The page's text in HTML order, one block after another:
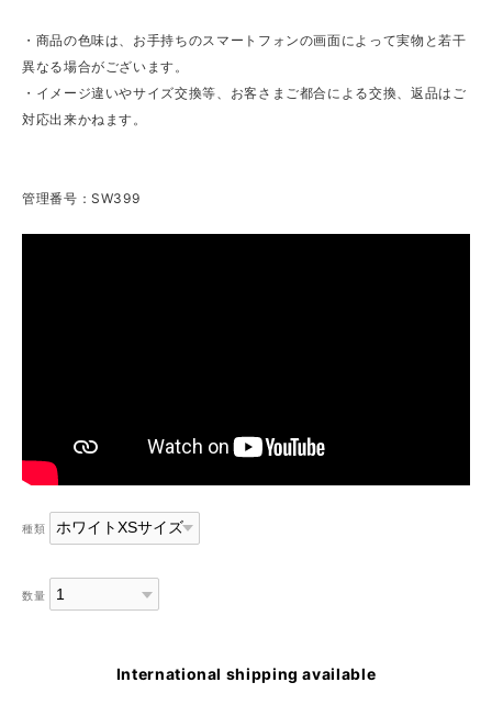
・商品の色味は、お手持ちのスマートフォンの画面によって実物と若干
異なる場合がございます。
・イメージ違いやサイズ交換等、お客さまご都合による交換、返品はご
対応出来かねます。
管理番号：SW399
種類
数量
International shipping available